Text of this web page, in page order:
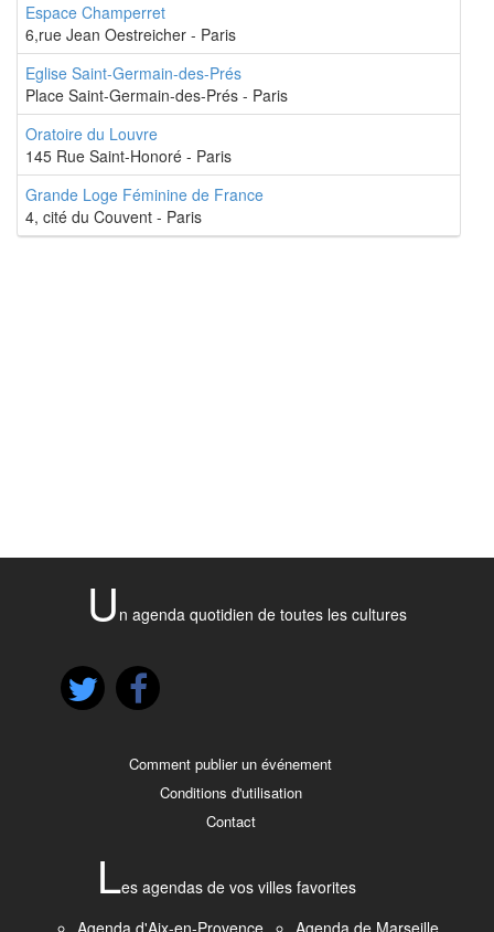
Espace Champerret
6,rue Jean Oestreicher - Paris
Eglise Saint-Germain-des-Prés
Place Saint-Germain-des-Prés - Paris
Oratoire du Louvre
145 Rue Saint-Honoré - Paris
Grande Loge Féminine de France
4, cité du Couvent - Paris
U n agenda quotidien de toutes les cultures
Comment publier un événement
Conditions d'utilisation
Contact
Les agendas de vos villes favorites